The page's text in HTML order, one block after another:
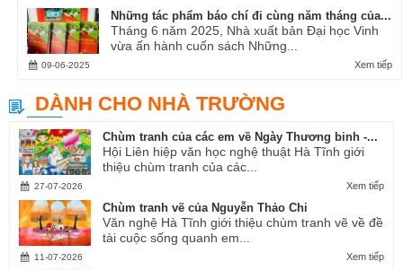
Những tác phẩm báo chí đi cùng năm tháng của...
Tháng 6 năm 2025, Nhà xuất bản Đại học Vinh
vừa ấn hành cuốn sách Những...
Xem tiếp
09-06-2025
DÀNH CHO NHÀ TRƯỜNG
Chùm tranh của các em về Ngày Thương binh -...
Hội Liên hiệp văn học nghệ thuật Hà Tĩnh giới
thiệu chùm tranh của các...
Xem tiếp
27-07-2026
Chùm tranh vẽ của Nguyễn Thảo Chi
Văn nghệ Hà Tĩnh giới thiệu chùm tranh vẽ về đề
tài cuộc sống quanh em...
Xem tiếp
11-07-2026